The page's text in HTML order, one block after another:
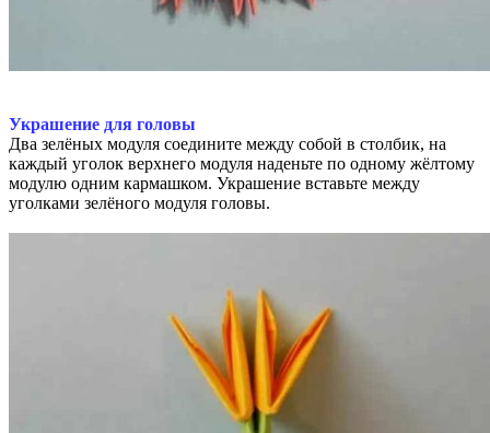
Украшение для головы
Два зелёных модуля соедините между собой в столбик, на
каждый уголок верхнего модуля наденьте по одному жёлтому
модулю одним кармашком. Украшение вставьте между
уголками зелёного модуля головы.